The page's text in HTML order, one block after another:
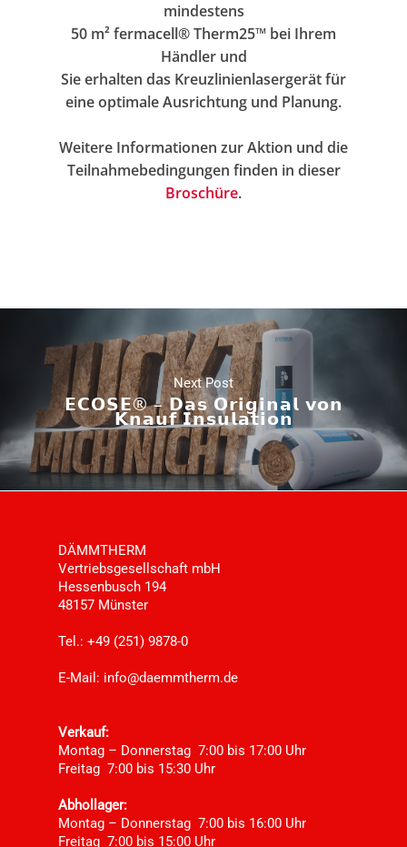
mindestens
50 m² fermacell® Therm25™ bei Ihrem
Händler und
Sie erhalten das Kreuzlinienlasergerät für
eine optimale Ausrichtung und Planung.
Weitere Informationen zur Aktion und die
Teilnahmebedingungen finden in dieser
Broschüre.
Next Post
𝗘𝗖𝗢𝗦𝗘® – 𝗗𝗮𝘀 𝗢𝗿𝗶𝗴𝗶𝗻𝗮𝗹 𝘃𝗼𝗻
𝗞𝗻𝗮𝘂𝗳 𝗜𝗻𝘀𝘂𝗹𝗮𝘁𝗶𝗼𝗻
DÄMMTHERM
Vertriebsgesellschaft mbH
Hessenbusch 194
48157 Münster
Tel.: +49 (251) 9878-0
E-Mail: info@daemmtherm.de
Verkauf:
Montag – Donnerstag 7:00 bis 17:00 Uhr
Freitag 7:00 bis 15:30 Uhr
Abhollager:
Montag – Donnerstag 7:00 bis 16:00 Uhr
Freitag 7:00 bis 15:00 Uhr